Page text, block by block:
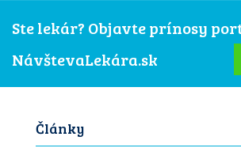
Ste lekár? Objavte prínosy
NávštevaLekára.sk
Články